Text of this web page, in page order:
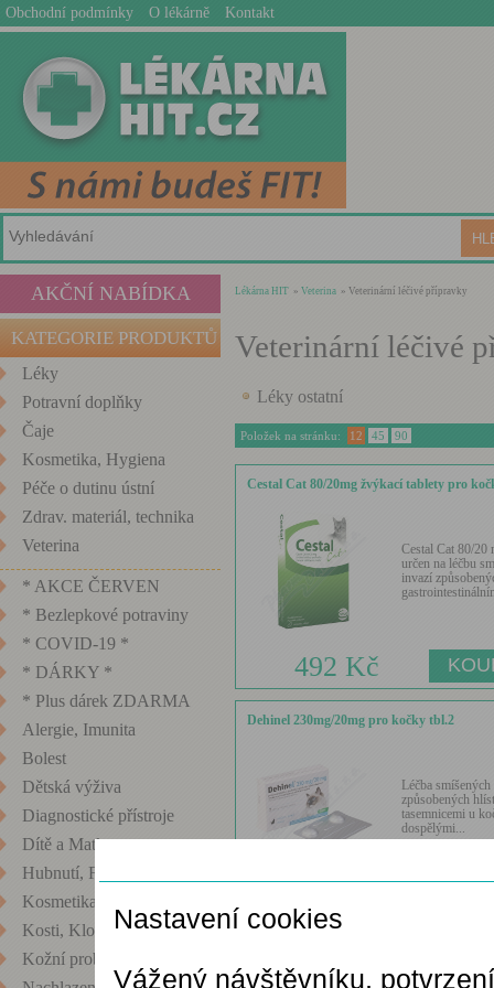
Obchodní podmínky O lékárně Kontakt
AKČNÍ NABÍDKA
KATEGORIE PRODUKTŮ
Léky
Potravní doplňky
Čaje
Kosmetika, Hygiena
Péče o dutinu ústní
Zdrav. materiál, technika
Veterina
* AKCE ČERVEN
* Bezlepkové potraviny
* COVID-19 *
* DÁRKY *
* Plus dárek ZDARMA
Alergie, Imunita
Bolest
Dětská výživa
Diagnostické přístroje
Dítě a Matka
Hubnutí, Fitness
Kosmetika
Kosti, Klouby
Kožní problémy
Lékárna HIT » Veterina » Veterinární léčivé přípravky
Veterinární léčivé
Léky ostatní
Položek na stránku: 12 45 90
Cestal Cat 80/20mg žvýkací tablety pro
Cestal Cat 80/20
určen na léčbu
invazí
492 Kč
Dehinel 230mg/20mg pro kočky tbl.2
Léčba
způsobených
tasemnicemi u
dospělými...
95 Kč
Nastavení cookies
Vážený návštěvníku,